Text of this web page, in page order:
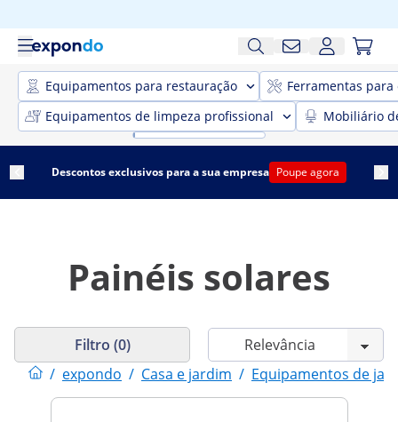
Equipamentos para restauração
Ferramentas para
Equipamentos de limpeza profissional
Mobiliário
Descontos exclusivos para a sua empresa Poupe agora
Painéis solares
/ expondo / Casa e jardim / Equipamentos de
Filtro (0)